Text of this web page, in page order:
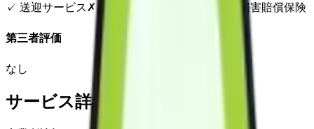
✓ 送迎サービス ✗ 損害賠償保険
第三者評価
なし
サービス詳細